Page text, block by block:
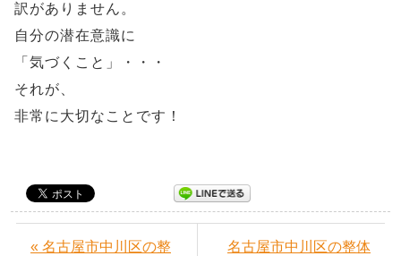
訳がありません。
自分の潜在意識に
「気づくこと」・・・
それが、
非常に大切なことです！
« 名古屋市中川区の整
名古屋市中川区の整体